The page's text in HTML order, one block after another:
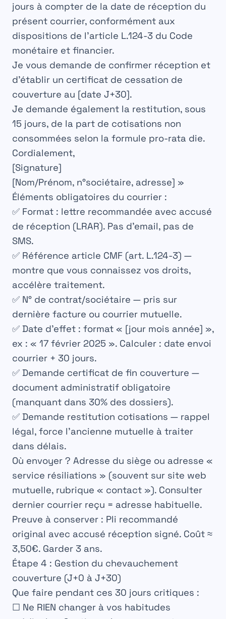
jours à compter de la date de réception du
présent courrier, conformément aux
dispositions de l’article L.124-3 du Code
monétaire et financier.
Je vous demande de confirmer réception et
d’établir un certificat de cessation de
couverture au [date J+30].
Je demande également la restitution, sous
15 jours, de la part de cotisations non
consommées selon la formule pro-rata die.
Cordialement,
[Signature]
[Nom/Prénom, n°sociétaire, adresse] »
Éléments obligatoires du courrier :
✅ Format : lettre recommandée avec accusé
de réception (LRAR). Pas d’email, pas de
SMS.
✅ Référence article CMF (art. L.124-3) —
montre que vous connaissez vos droits,
accélère traitement.
✅ N° de contrat/sociétaire — pris sur
dernière facture ou courrier mutuelle.
✅ Date d’effet : format « [jour mois année] »,
ex : « 17 février 2025 ». Calculer : date envoi
courrier + 30 jours.
✅ Demande certificat de fin couverture —
document administratif obligatoire
(manquant dans 30% des dossiers).
✅ Demande restitution cotisations — rappel
légal, force l’ancienne mutuelle à traiter
dans délais.
Où envoyer ? Adresse du siège ou adresse «
service résiliations » (souvent sur site web
mutuelle, rubrique « contact »). Consulter
dernier courrier reçu = adresse habituelle.
Preuve à conserver : Pli recommandé
original avec accusé réception signé. Coût ≈
3,50€. Garder 3 ans.
Étape 4 : Gestion du chevauchement
couverture (J+0 à J+30)
Que faire pendant ces 30 jours critiques :
☐ Ne RIEN changer à vos habitudes